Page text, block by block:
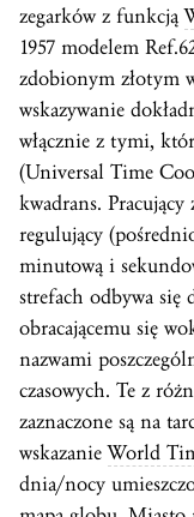
zegarków z funkcją
1957 modelem
zdobionym złotym
wskazywanie
włącznie z tymi,
(Universal Time
kwadrans.
regulujący
minutową i
strefach odbywa się
obracającemu się
nazwami
czasowych. Te z
zaznaczone są na
wskazanieWorld
dnia/nocy